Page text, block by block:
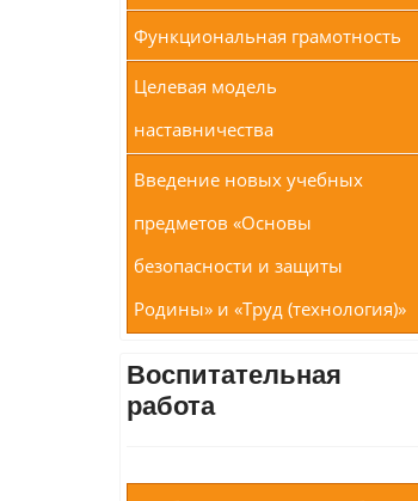
Функциональная грамотность
Целевая модель
наставничества
Введение новых учебных
предметов «Основы
безопасности и защиты
Родины» и «Труд (технология)»
Воспитательная
работа